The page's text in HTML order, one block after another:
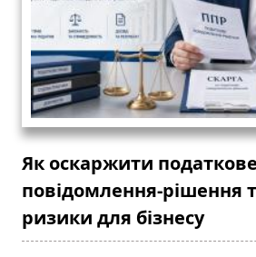
Як оскаржити податкове
повідомлення-рішення
ризики для бізнесу